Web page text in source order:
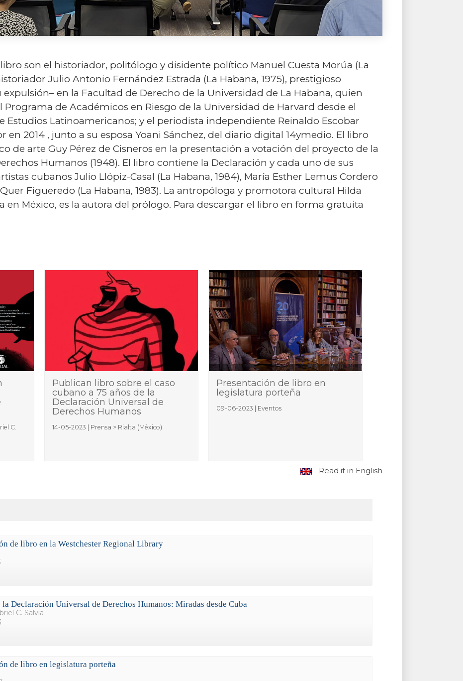
son el historiador, politólogo y disidente político Manuel Cuesta Morúa (La
Julio Antonio Fernández Estrada (La Habana, 1975), prestigioso
en la Facultad de Derecho de la Universidad de La Habana, quien
de Académicos en Riesgo de la Universidad de Harvard desde el
Estudios Latinoamericanos; y el periodista independiente Reinaldo Escobar
en 2014 , junto a su esposa Yoani Sánchez, del diario digital 14ymedio. El libro
de arte Guy Pérez de Cisneros en la presentación a votación del proyecto de la
Humanos (1948). El libro contiene la Declaración y cada uno de sus
cubanos Julio Llópiz-Casal (La Habana, 1984), María Esther Lemus Cordero
Quer Figueredo (La Habana, 1983). La antropóloga y promotora cultural Hilda
en México, es la autora del prólogo. Para descargar el libro en forma gratuita
C.
Publican libro sobre el caso
cubano a 75 años de la
Declaración Universal de
Derechos Humanos
14-05-2023 | Prensa > Rialta (México)
Presentación de libro en
legislatura porteña
09-06-2023 | Eventos
Read it in English
de libro en la Westchester Regional Library
la Declaración Universal de Derechos Humanos: Miradas desde Cuba
C. Salvia
de libro en legislatura porteña